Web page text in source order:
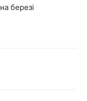
березі